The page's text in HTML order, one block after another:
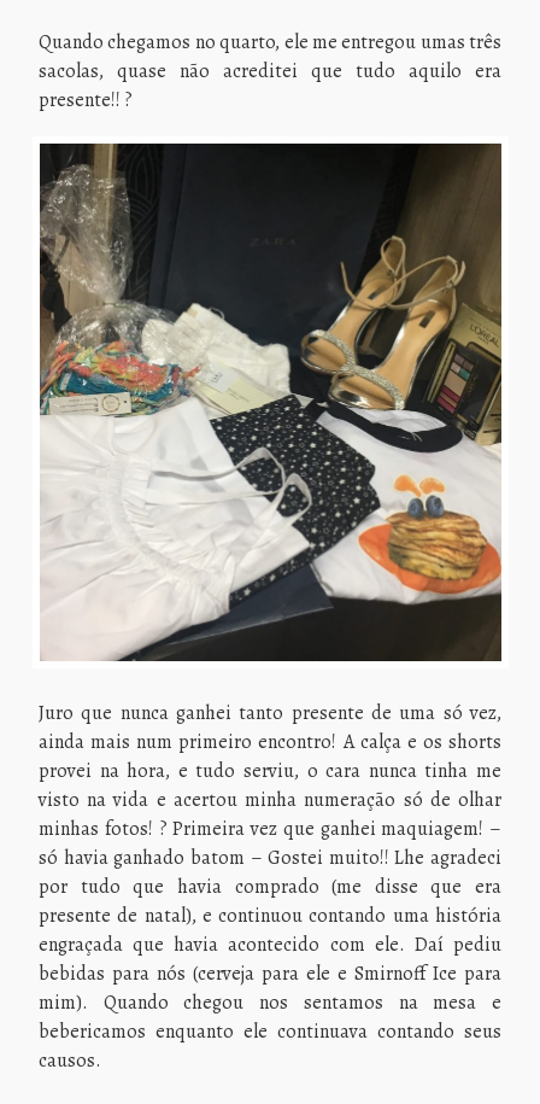
Quando chegamos no quarto, ele me entregou umas três
sacolas, quase não acreditei que tudo aquilo era
presente!! ?
Juro que nunca ganhei tanto presente de uma só vez,
ainda mais num primeiro encontro! A calça e os shorts
provei na hora, e tudo serviu, o cara nunca tinha me
visto na vida e acertou minha numeração só de olhar
minhas fotos! ? Primeira vez que ganhei maquiagem! –
só havia ganhado batom – Gostei muito!! Lhe agradeci
por tudo que havia comprado (me disse que era
presente de natal), e continuou contando uma história
engraçada que havia acontecido com ele. Daí pediu
bebidas para nós (cerveja para ele e Smirnoff Ice para
mim). Quando chegou nos sentamos na mesa e
bebericamos enquanto ele continuava contando seus
causos.